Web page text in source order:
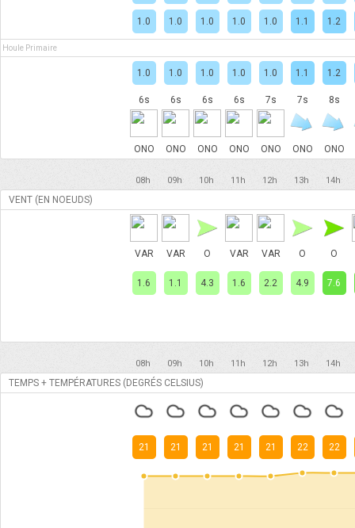
1.0 1.0 1.0 1.0 1.0 1.1 1.2
Houle Primaire
1.0 1.0 1.0 1.0 1.0 1.1 1.2
6s 6s 6s 6s 7s 7s 8s
ONO ONO ONO ONO ONO ONO ONO
08h 09h 10h 11h 12h 13h 14h
VENT (EN NOEUDS)
VAR VAR O VAR VAR O O
1.6 1.1 4.3 1.6 2.2 4.9 7.6
08h 09h 10h 11h 12h 13h 14h
TEMPS + TEMPÉRATURES (DEGRÉS CELSIUS)
21 21 21 21 21 22 22